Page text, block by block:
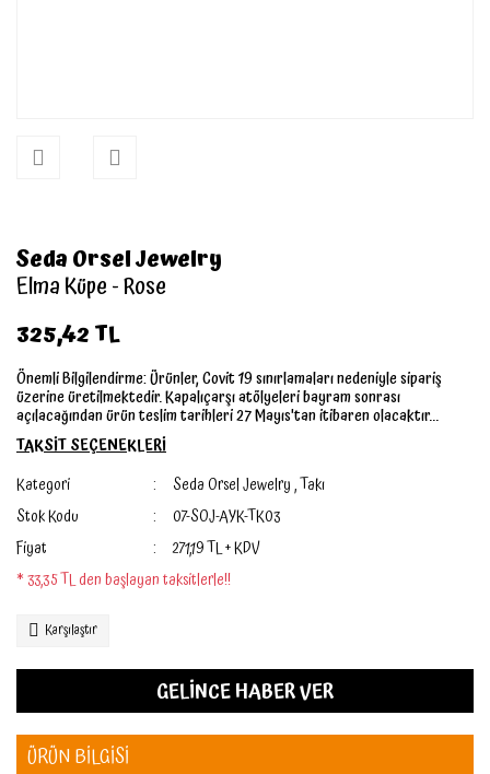
Seda Orsel Jewelry
Elma Küpe - Rose
325,42 TL
Önemli Bilgilendirme: Ürünler, Covit 19 sınırlamaları nedeniyle sipariş
üzerine üretilmektedir. Kapalıçarşı atölyeleri bayram sonrası
açılacağından ürün teslim tarihleri 27 Mayıs'tan itibaren olacaktır...
TAKSİT SEÇENEKLERİ
Kategori
Seda Orsel Jewelry,Takı
Stok Kodu
07-SOJ-AYK-TK03
Fiyat
271,19 TL + KDV
* 33,35 TL den başlayan taksitlerle!!
Karşılaştır
GELİNCE HABER VER
ÜRÜN BİLGİSİ